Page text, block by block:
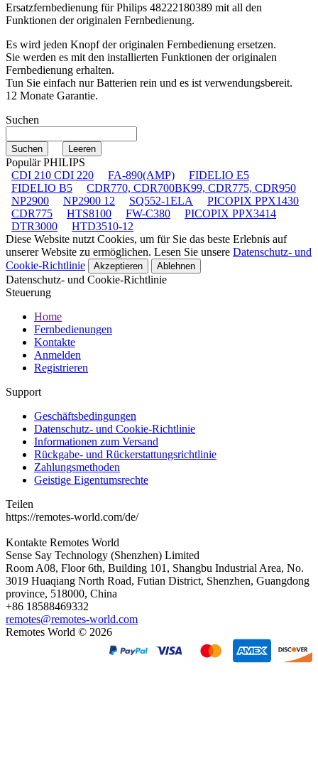
Ersatzfernbedienung fürPhilips 48222180389 mit all den
Funktionen der originalen Fernbedienung.
Es wird jeden Knopf der originalen Fernbedienung ersetzen.
Sie werden es mit den installierten Funktionen der originalen
Fernbedienung erhalten.
Tun Sie einfach nur Batterien rein und es ist verwendungsbereit.
12 Monate Garantie.
Suchen
Populär PHILIPS
CDI 210 CDI 220
FA-890(AMP)
FIDELIO E5
FIDELIO B5
CDR770, CDR700BK99, CDR775, CDR950
NP2900
NP2900 12 SQ552-1ELA
PICOPIX PPX1430
CDR775
HTS8100 FW-C380
PICOPIX PPX3414
DTR3000
HTD3510-12
Diese Website nutzt Cookies, um für Sie das beste Erlebnis auf
unserer Website zu ermöglichen. Lesen Sie unsere Datenschutz- und
Cookie-Richtlinie
Akzeptieren Ablehnen
Datenschutz- und Cookie-Richtlinie
Steuerung
Home
Fernbedienungen
Kontakte
Anmelden
Registrieren
Support
Geschäftsbedingungen
Datenschutz- und Cookie-Richtlinie
Informationen zum Versand
Rückgabe- und Rückerstattungsrichtlinie
Zahlungsmethoden
Geistige Eigentumsrechte
Teilen
https://remotes-world.com/de/
Kontakte Remotes World
Sense Say Technology (Shenzhen) Limited
Room A08, Floor 6th, Building 101, Shangbu Industrial Area, No.
3019 Huaqiang North Road, Futian District, Shenzhen, Guangdong
province, 518000, China
+86 18588469332
remotes@remotes-world.com
Remotes World © 2026